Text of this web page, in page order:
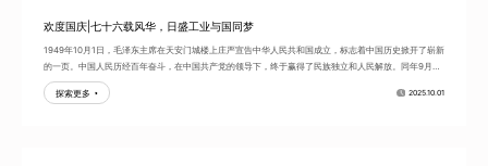
欢度国庆|七十六载风华，日盛工业与国同梦
1949年10月1日，毛泽东主席在天安门城楼上庄严宣告中华人民共和国成立，标志着中国历史掀开了崭新
的一页。中国人民历经百年奋斗，在中国共产党的领导下，终于赢得了民族独立和人民解放。同年9月，
第一届中国人民政治...
探索更多
2025.10.01